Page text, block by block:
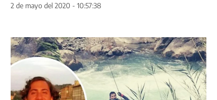
2 de mayo del 2020 - 10:57:38